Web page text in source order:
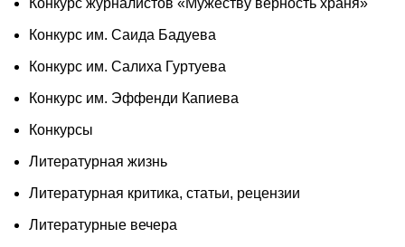
Конкурс им. Саида Бадуева
Конкурс им. Салиха Гуртуева
Конкурс им. Эффенди Капиева
Конкурсы
Литературная жизнь
Литературная критика, статьи, рецензии
Литературные вечера